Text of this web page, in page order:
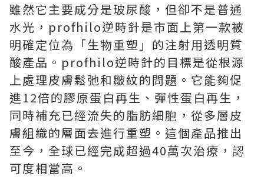
雖然它主要成分是玻尿酸，但卻不是普通
水光，profhilo逆時針是市面上第一款被
明確定位為「生物重塑」的注射用透明質
酸產品。profhilo逆時針的目標是從根源
上處理皮膚鬆弛和皺紋的問題。它能夠促
進12倍的膠原蛋白再生、彈性蛋白再生，
同時補充已經流失的脂肪細胞，從多層皮
膚組織的層面去進行重塑。這個產品推出
至今，全球已經完成超過40萬次治療，認
可度相當高。